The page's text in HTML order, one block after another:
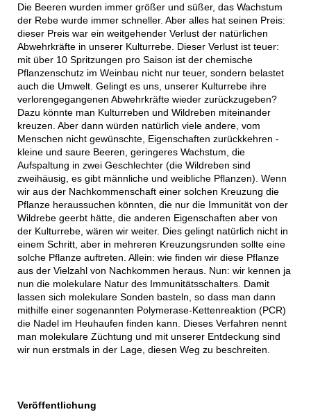
Die Beeren wurden immer größer und süßer, das Wachstum
der Rebe wurde immer schneller. Aber alles hat seinen Preis:
dieser Preis war ein weitgehender Verlust der natürlichen
Abwehrkräfte in unserer Kulturrebe. Dieser Verlust ist teuer:
mit über 10 Spritzungen pro Saison ist der chemische
Pflanzenschutz im Weinbau nicht nur teuer, sondern belastet
auch die Umwelt. Gelingt es uns, unserer Kulturrebe ihre
verlorengegangenen Abwehrkräfte wieder zurückzugeben?
Dazu könnte man Kulturreben und Wildreben miteinander
kreuzen. Aber dann würden natürlich viele andere, vom
Menschen nicht gewünschte, Eigenschaften zurückkehren -
kleine und saure Beeren, geringeres Wachstum, die
Aufspaltung in zwei Geschlechter (die Wildreben sind
zweihäusig, es gibt männliche und weibliche Pflanzen). Wenn
wir aus der Nachkommenschaft einer solchen Kreuzung die
Pflanze heraussuchen könnten, die nur die Immunität von der
Wildrebe geerbt hätte, die anderen Eigenschaften aber von
der Kulturrebe, wären wir weiter. Dies gelingt natürlich nicht in
einem Schritt, aber in mehreren Kreuzungsrunden sollte eine
solche Pflanze auftreten. Allein: wie finden wir diese Pflanze
aus der Vielzahl von Nachkommen heraus. Nun: wir kennen ja
nun die molekulare Natur des Immunitätsschalters. Damit
lassen sich molekulare Sonden basteln, so dass man dann
mithilfe einer sogenannten Polymerase-Kettenreaktion (PCR)
die Nadel im Heuhaufen finden kann. Dieses Verfahren nennt
man molekulare Züchtung und mit unserer Entdeckung sind
wir nun erstmals in der Lage, diesen Weg zu beschreiten.
Veröffentlichung